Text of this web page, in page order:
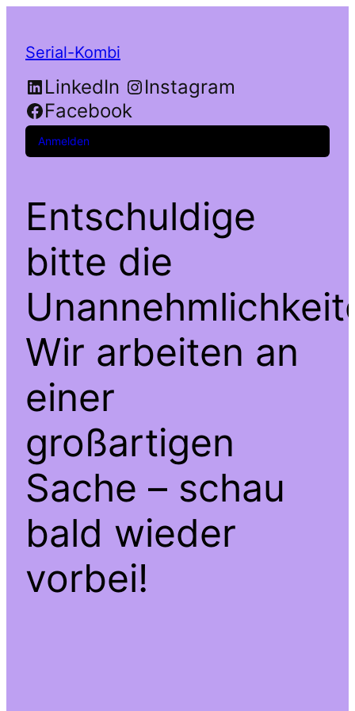
Serial-Kombi
LinkedIn
Instagram
Facebook
Anmelden
Entschuldige
bitte die
Wir arbeiten an
einer
großartigen
Sache – schau
bald wieder
vorbei!